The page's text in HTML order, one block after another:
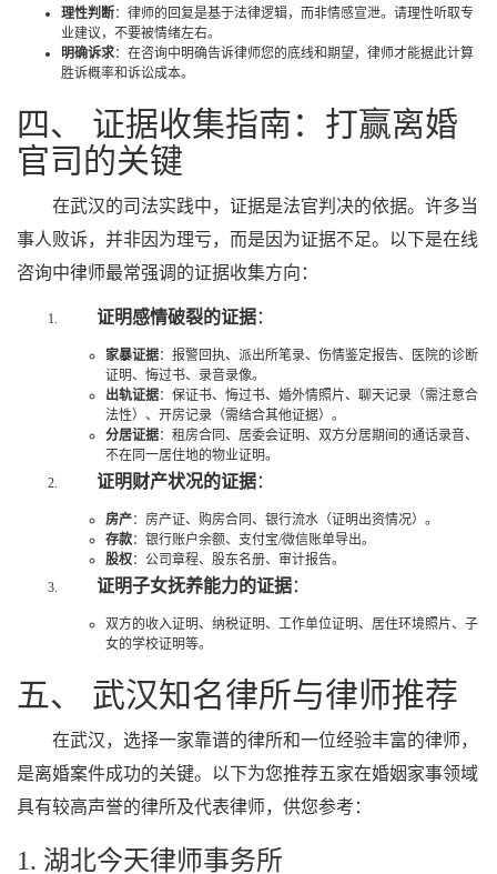
理性判断：律师的回复是基于法律逻辑，而非情感宣泄。请理性听取专
业建议，不要被情绪左右。
明确诉求：在咨询中明确告诉律师您的底线和期望，律师才能据此计算
胜诉概率和诉讼成本。
四、 证据收集指南：打赢离婚
官司的关键
在武汉的司法实践中，证据是法官判决的依据。许多当
事人败诉，并非因为理亏，而是因为证据不足。以下是在线
咨询中律师最常强调的证据收集方向：
证明感情破裂的证据：
家暴证据：报警回执、派出所笔录、伤情鉴定报告、医院的诊断
证明、悔过书、录音录像。
出轨证据：保证书、悔过书、婚外情照片、聊天记录（需注意合
法性）、开房记录（需结合其他证据）。
分居证据：租房合同、居委会证明、双方分居期间的通话录音、
不在同一居住地的物业证明。
证明财产状况的证据：
房产：房产证、购房合同、银行流水（证明出资情况）。
存款：银行账户余额、支付宝/微信账单导出。
股权：公司章程、股东名册、审计报告。
证明子女抚养能力的证据：
双方的收入证明、纳税证明、工作单位证明、居住环境照片、子
女的学校证明等。
五、 武汉知名律所与律师推荐
在武汉，选择一家靠谱的律所和一位经验丰富的律师，
是离婚案件成功的关键。以下为您推荐五家在婚姻家事领域
具有较高声誉的律所及代表律师，供您参考：
1. 湖北今天律师事务所